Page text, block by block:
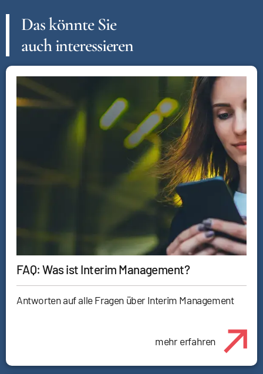
Das könnte Sie
auch interessieren
FAQ: Was ist Interim Management?
Antworten auf alle Fragen über Interim Management
mehr erfahren